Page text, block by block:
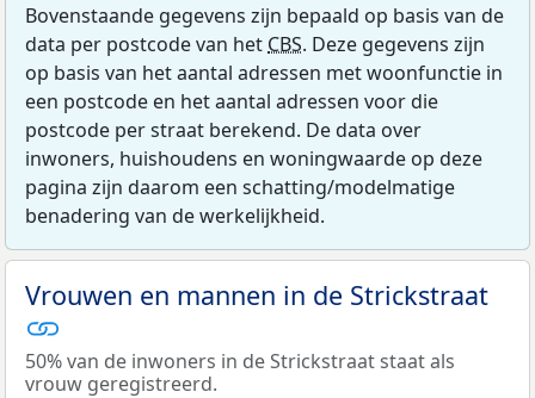
Bovenstaande gegevens zijn bepaald op basis van de
data per postcode van het CBS. Deze gegevens zijn
op basis van het aantal adressen met woonfunctie in
een postcode en het aantal adressen voor die
postcode per straat berekend. De data over
inwoners, huishoudens en woningwaarde op deze
pagina zijn daarom een schatting/modelmatige
benadering van de werkelijkheid.
Vrouwen en mannen in de Strickstraat
50% van de inwoners in de Strickstraat staat als
vrouw geregistreerd.